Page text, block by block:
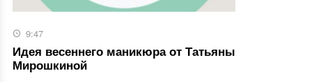
9:47
Идея весеннего маникюра от Татьяны
Мирошкиной